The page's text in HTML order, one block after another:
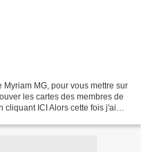
MG, pour vous mettre sur
les cartes des membres de
cliquant ICI Alors cette fois j'ai